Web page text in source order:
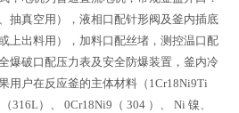
抽真空用），液相口配针形阀及釜内插底
上出料用），加料口配丝堵，测控温口配
爆破口配压力表及安全防爆装置，釜内冷
用户在反应釜的主体材料（ 1Cr18Ni9Ti
（316L ）、 0Cr18Ni9 （ 304 ）、 Ni镍、